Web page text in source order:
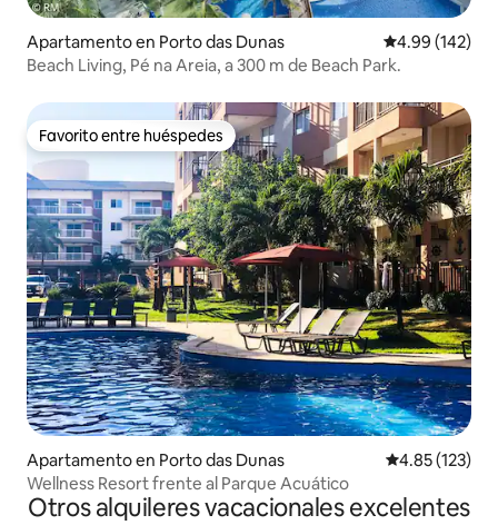
Apartamento en Porto das Dunas Calificación
4.99 (142)
Beach Living, Pé na Areia, a 300 m de Beach Park.
Favorito entre huéspedes
Favorito entre huéspedes
Apartamento en Porto das Dunas Calificación
4.85 (123)
Wellness Resort frente al Parque Acuático
Otros alquileres vacacionales excelentes